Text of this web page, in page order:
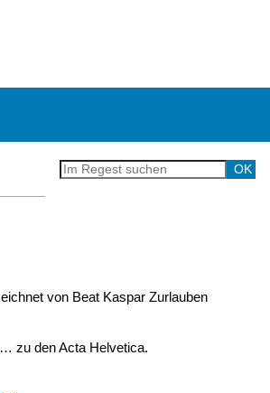
von Beat Kaspar Zurlauben
zu den Acta Helvetica.